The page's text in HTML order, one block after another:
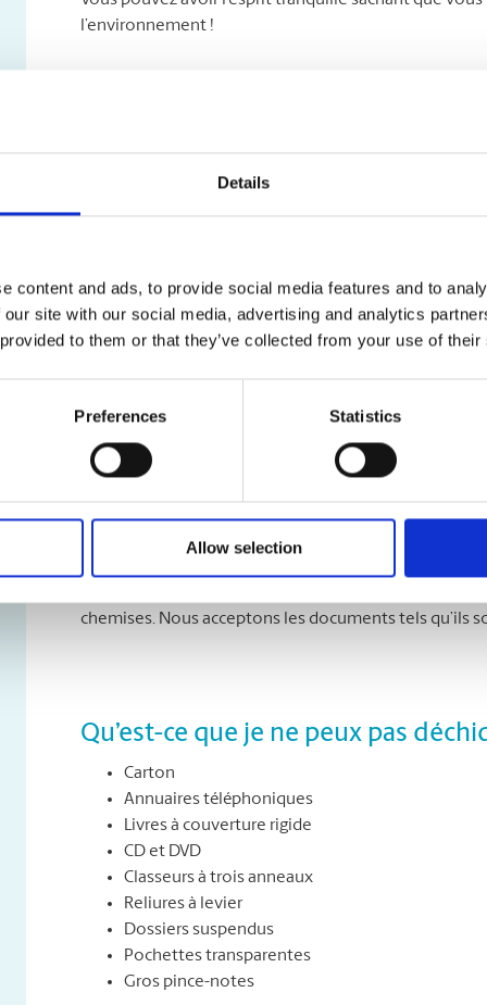
Details
content and ads, to provide social media features and to
site with our social media, advertising and analytics
to them or that they’ve collected from your use of
Preferences Statistics
Allow selection
l’environnement !
Que puis-je déchiqueter ?
chemises. Nous acceptons les documents tels qu’ils
Qu’est-ce que je ne peux pas
Carton
Annuaires téléphoniques
Livres à couverture rigide
CD et DVD
Classeurs à trois anneaux
Reliures à levier
Dossiers suspendus
Pochettes transparentes
Gros pince-notes